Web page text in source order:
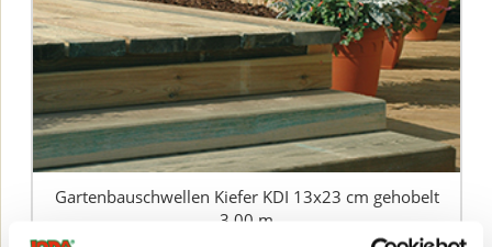
Gartenbauschwellen Kiefer KDI 13x23 cm gehobelt
3,00 m